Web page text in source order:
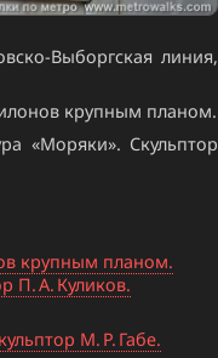
Выборгская линия,
крупным планом.
«Моряки». Скульптор
крупным планом.
П. А. Куликов.
М. Р. Габе.